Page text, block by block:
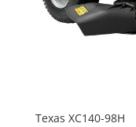
Texas XC140-98H